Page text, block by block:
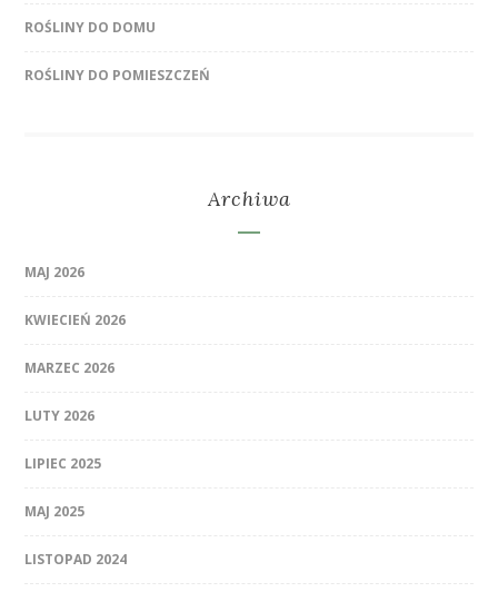
ROŚLINY DO DOMU
ROŚLINY DO POMIESZCZEŃ
Archiwa
MAJ 2026
KWIECIEŃ 2026
MARZEC 2026
LUTY 2026
LIPIEC 2025
MAJ 2025
LISTOPAD 2024